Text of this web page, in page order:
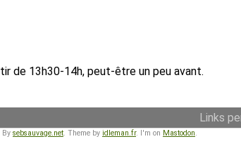
de 13h30-14h, peut-être un peu avant.
Links
By sebsauvage.net. Theme by idleman.fr. I'm on Mastodon.